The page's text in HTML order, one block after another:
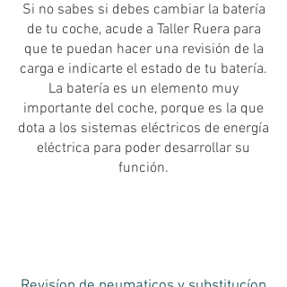
Si no sabes si debes cambiar la batería
de tu coche, acude a Taller Ruera para
que te puedan hacer una revisión de la
carga e indicarte el estado de tu batería.
La batería es un elemento muy
importante del coche, porque es la que
dota a los sistemas eléctricos de energía
eléctrica para poder desarrollar su
función.